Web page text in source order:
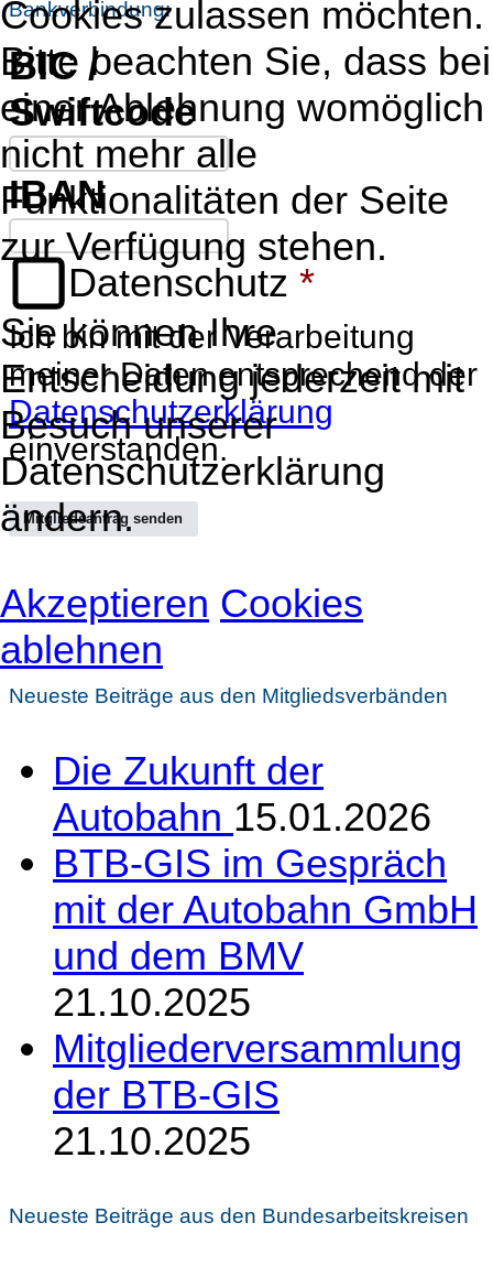
Bankverbindung:
BIC /
Swiftcode
IBAN
Datenschutz *
Ich bin mit der Verarbeitung
meiner Daten entsprechend der
Datenschutzerklärung
einverstanden.
Mitgliedsantrag senden
Neueste Beiträge aus den Mitgliedsverbänden
Die Zukunft der
Autobahn 15.01.2026
BTB-GIS im Gespräch
mit der Autobahn GmbH
und dem BMV
21.10.2025
Mitgliederversammlung
der BTB-GIS
21.10.2025
Neueste Beiträge aus den Bundesarbeitskreisen
Cookies zulassen möchten.
Bitte beachten Sie, dass bei
einer Ablehnung womöglich
nicht mehr alle
Funktionalitäten der Seite
zur Verfügung stehen.
Sie können Ihre
Entscheidung jederzeit mit
Besuch unserer
Datenschutzerklärung
ändern.
Akzeptieren Cookies
ablehnen